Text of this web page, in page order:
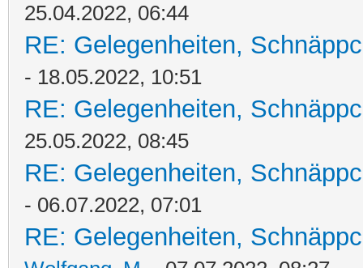
25.04.2022, 06:44
RE: Gelegenheiten,
- 18.05.2022, 10:51
RE: Gelegenheiten,
25.05.2022, 08:45
RE: Gelegenheiten,
- 06.07.2022, 07:01
RE: Gelegenheiten,